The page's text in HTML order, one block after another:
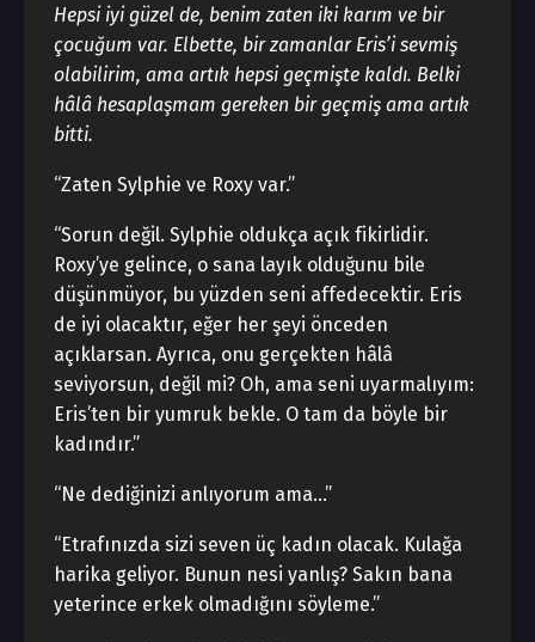
Hepsi iyi güzel de, benim zaten iki karım ve bir
çocuğum var. Elbette, bir zamanlar Eris’i sevmiş
olabilirim, ama artık hepsi geçmişte kaldı. Belki
hâlâ hesaplaşmam gereken bir geçmiş ama artık
bitti.
“Zaten Sylphie ve Roxy var.”
“Sorun değil. Sylphie oldukça açık fikirlidir.
Roxy’ye gelince, o sana layık olduğunu bile
düşünmüyor, bu yüzden seni affedecektir. Eris
de iyi olacaktır, eğer her şeyi önceden
açıklarsan. Ayrıca, onu gerçekten hâlâ
seviyorsun, değil mi? Oh, ama seni uyarmalıyım:
Eris’ten bir yumruk bekle. O tam da böyle bir
kadındır.”
“Ne dediğinizi anlıyorum ama…”
“Etrafınızda sizi seven üç kadın olacak. Kulağa
harika geliyor. Bunun nesi yanlış? Sakın bana
yeterince erkek olmadığını söyleme.”